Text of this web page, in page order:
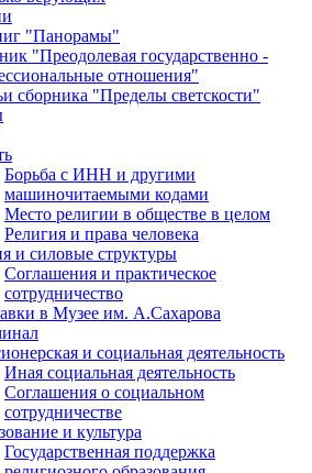
"Панорамы"
"Преодолевая государственно -
отношения"
сборника "Пределы светскости"
Борьба с ИНН и другими
машиночитаемыми кодами
Место религии в обществе в целом
Религия и права человека
и силовые структуры
Соглашения и практическое
сотрудничество
в Музее им. А.Сахарова
и социальная деятельность
Иная социальная деятельность
Соглашения о социальном
сотрудничестве
и культура
Государственная поддержка